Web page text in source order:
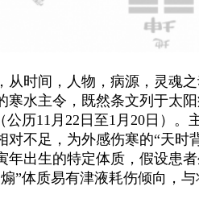
从时间，人物，病源，灵魂
寒水主令，既然条文列于太
公历11月22日至1月20日）
对不足，为外感伤寒的“天时
年出生的特定体质，假设患
”体质易有津液耗伤倾向，